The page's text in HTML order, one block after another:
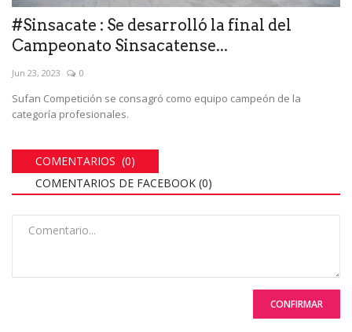
#Sinsacate : Se desarrolló la final del
Campeonato Sinsacatense...
Jun 23, 2023 0
Sufan Competición se consagró como equipo campeón de la
categoría profesionales.
COMENTARIOS (0)
COMENTARIOS DE FACEBOOK (0)
CONFIRMAR